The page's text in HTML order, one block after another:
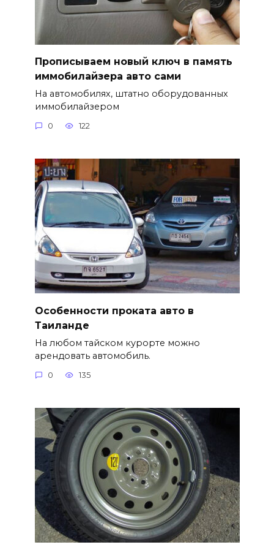
Прописываем новый ключ в память
иммобилайзера авто сами
На автомобилях, штатно оборудованных
иммобилайзером
0 122
Особенности проката авто в
Таиланде
На любом тайском курорте можно
арендовать автомобиль.
0 135